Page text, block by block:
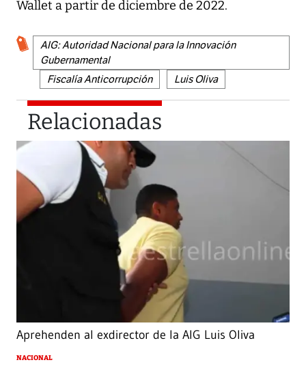
Wallet a partir de diciembre de 2022.
AIG: Autoridad Nacional para la Innovación
Gubernamental
Fiscalía Anticorrupción
Luis Oliva
Relacionadas
Aprehenden al exdirector de la AIG Luis Oliva
NACIONAL